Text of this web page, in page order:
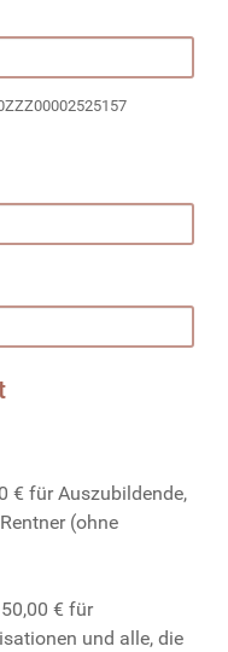
€ für Auszubildende,
(ohne
€ für
und alle, die